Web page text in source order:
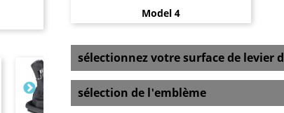
Model 4
sélectionnez votre surface de levier
sélection de l'emblème